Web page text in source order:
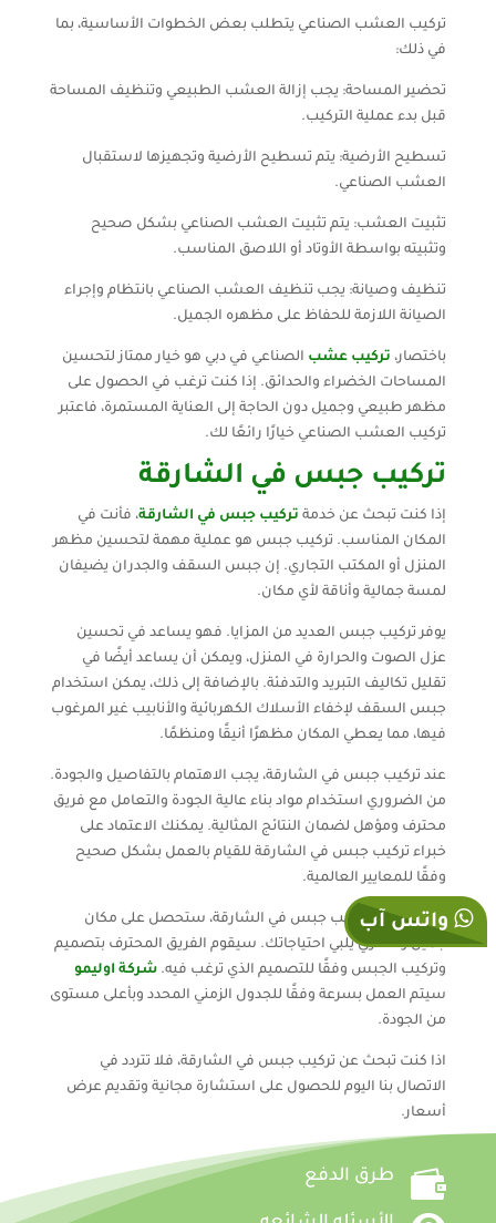
تركيب العشب الصناعي يتطلب بعض الخطوات الأساسية، بما
في ذلك:
تحضير المساحة: يجب إزالة العشب الطبيعي وتنظيف المساحة
قبل بدء عملية التركيب.
تسطيح الأرضية: يتم تسطيح الأرضية وتجهيزها لاستقبال
العشب الصناعي.
تثبيت العشب: يتم تثبيت العشب الصناعي بشكل صحيح
وتثبيته بواسطة الأوتاد أو اللاصق المناسب.
تنظيف وصيانة: يجب تنظيف العشب الصناعي بانتظام وإجراء
الصيانة اللازمة للحفاظ على مظهره الجميل.
باختصار، تركيب عشب الصناعي في دبي هو خيار ممتاز لتحسين
المساحات الخضراء والحدائق. إذا كنت ترغب في الحصول على
مظهر طبيعي وجميل دون الحاجة إلى العناية المستمرة، فاعتبر
تركيب العشب الصناعي خيارًا رائعًا لك.
تركيب جبس في الشارقة
إذا كنت تبحث عن خدمة تركيب جبس في الشارقة، فأنت في
المكان المناسب. تركيب جبس هو عملية مهمة لتحسين مظهر
المنزل أو المكتب التجاري. إن جبس السقف والجدران يضيفان
لمسة جمالية وأناقة لأي مكان.
يوفر تركيب جبس العديد من المزايا. فهو يساعد في تحسين
عزل الصوت والحرارة في المنزل، ويمكن أن يساعد أيضًا في
تقليل تكاليف التبريد والتدفئة. بالإضافة إلى ذلك، يمكن استخدام
جبس السقف لإخفاء الأسلاك الكهربائية والأنابيب غير المرغوب
فيها، مما يعطي المكان مظهرًا أنيقًا ومنظمًا.
عند تركيب جبس في الشارقة، يجب الاهتمام بالتفاصيل والجودة.
من الضروري استخدام مواد بناء عالية الجودة والتعامل مع فريق
محترف ومؤهل لضمان النتائج المثالية. يمكنك الاعتماد على
خبراء تركيب جبس في الشارقة للقيام بالعمل بشكل صحيح
وفقًا للمعايير العالمية.
باختيار خدمة تركيب جبس في الشارقة، ستحصل على مكان
جميل وعصري يلبي احتياجاتك. سيقوم الفريق المحترف بتصميم
وتركيب الجبس وفقًا للتصميم الذي ترغب فيه. شركة اوليمو
سيتم العمل بسرعة وفقًا للجدول الزمني المحدد وبأعلى مستوى
من الجودة.
اذا كنت تبحث عن تركيب جبس في الشارقة، فلا تتردد في
الاتصال بنا اليوم للحصول على استشارة مجانية وتقديم عرض
أسعار.
 طرق الدفع
واتس آب